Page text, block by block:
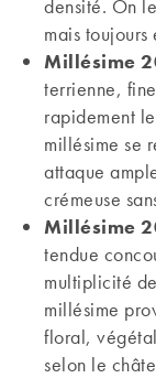
densité. On
mais
Millésime
terrienne,
rapidement
millésime se
attaque
crémeuse
Millésime
tendue
multiplicité
millésime
floral,
selon le